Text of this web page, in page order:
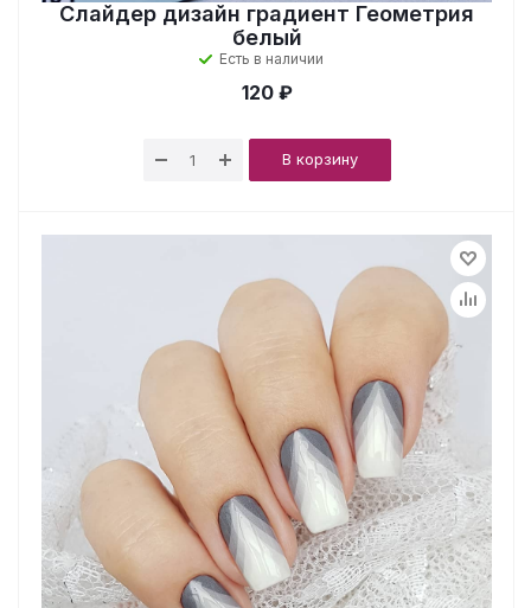
Слайдер дизайн градиент Геометрия
белый
Есть в наличии
120 ₽
В корзину